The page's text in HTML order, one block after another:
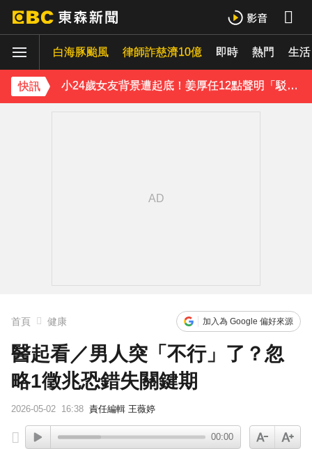
白海豚颱風 律師詐慈濟10億 即時 熱門 生活
快訊
下載東森App，隨時掌握天下大小事！
小24歲女友背景遭起底！姜厚任12點聲明「駁小三傳聞」：你在講三小？
首頁 健康 加入為 Google 偏好來源
醫起看／男人突「不行」了？忽
略1徵兆恐錯失關鍵期
2026-05-02 16:38 責任編輯 王薇婷
00:00